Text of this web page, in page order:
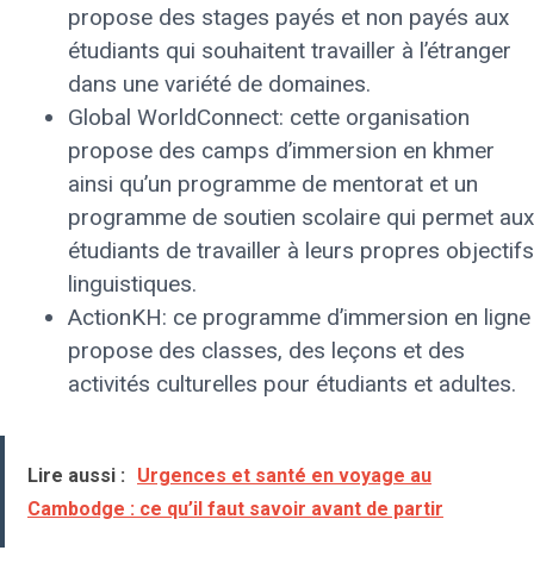
propose des stages payés et non payés aux
étudiants qui souhaitent travailler à l’étranger
dans une variété de domaines.
Global WorldConnect: cette organisation
propose des camps d’immersion en khmer
ainsi qu’un programme de mentorat et un
programme de soutien scolaire qui permet aux
étudiants de travailler à leurs propres objectifs
linguistiques.
ActionKH: ce programme d’immersion en ligne
propose des classes, des leçons et des
activités culturelles pour étudiants et adultes.
Lire aussi :
Urgences et santé en voyage au
Cambodge : ce qu’il faut savoir avant de partir